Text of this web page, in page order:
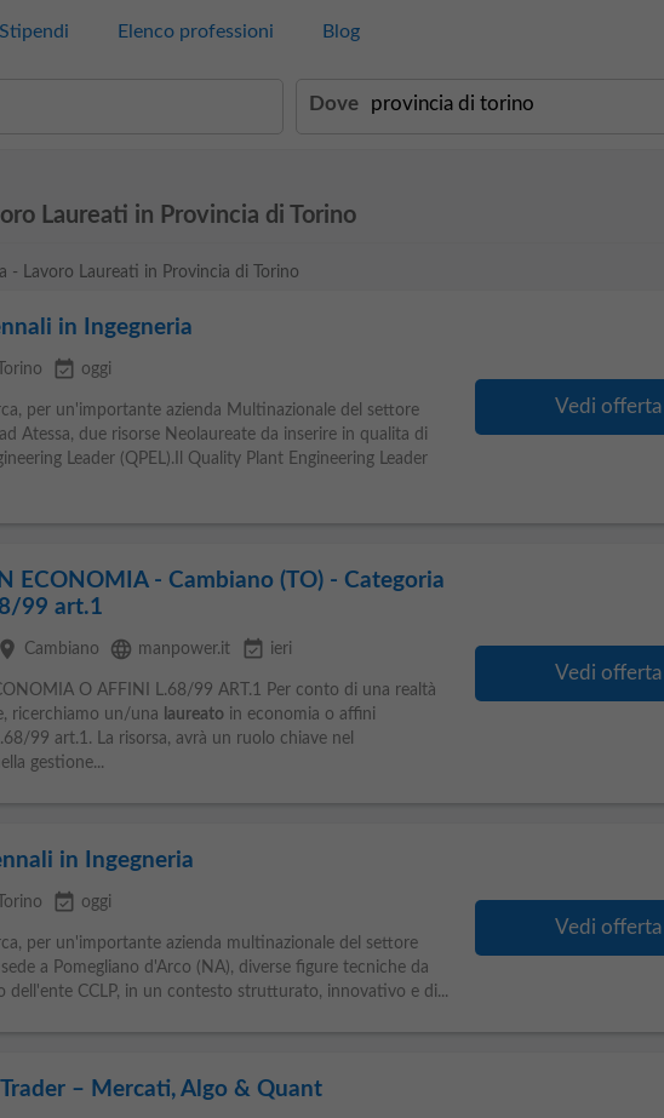
Stipendi Elenco professioni Blog
Dove
Laureati in Provincia di Torino
- Lavoro Laureati in Provincia di Torino
in Ingegneria
Torino event_available oggi
per un'importante azienda Multinazionale del settore
Atessa, due risorse Neolaureate da inserire in qualita di
Leader (QPEL).Il Quality Plant Engineering Leader
Vedi offerta
ECONOMIA - Cambiano (TO) - Categoria
99 art.1
place Cambiano language manpower.it event_available ieri
O AFFINI L.68/99 ART.1 Per conto di una realtà
ricerchiamo un/una laureatoin economia o affini
99 art.1. La risorsa, avrà un ruolo chiave nel
gestione...
Vedi offerta
in Ingegneria
Torino event_available oggi
per un'importante azienda multinazionale del settore
a Pomegliano d'Arco (NA), diverse figure tecniche da
dell'ente CCLP, in un contesto strutturato, innovativo e di...
Vedi offerta
– Mercati, Algo & Quant